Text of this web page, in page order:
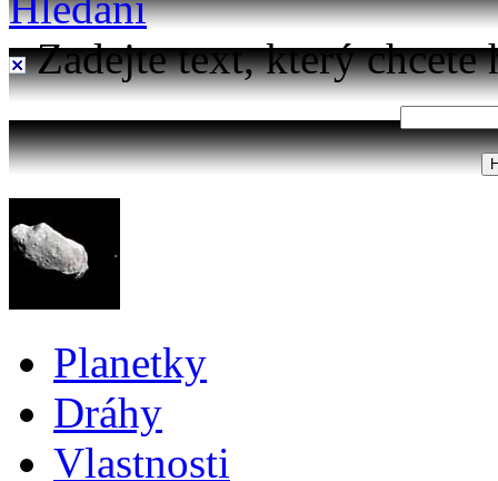
Zadejte text, který chcete
Planetky
Dráhy
Vlastnosti